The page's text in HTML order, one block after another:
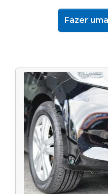
Fazer